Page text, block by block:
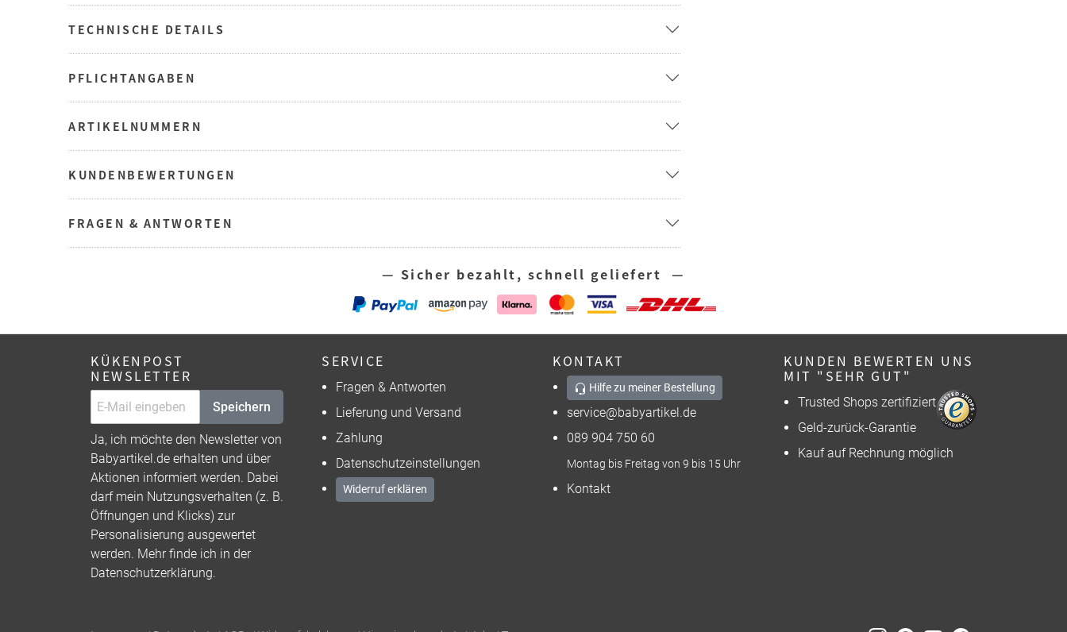
TECHNISCHE DETAILS
PFLICHTANGABEN
ARTIKELNUMMERN
KUNDENBEWERTUNGEN
FRAGEN & ANTWORTEN
— Sicher bezahlt, schnell geliefert —
KÜKENPOST
NEWSLETTER
Speichern
Ja, ich möchte den Newsletter von
Babyartikel.de erhalten und über
Aktionen informiert werden. Dabei
darf mein Nutzungsverhalten (z. B.
Öffnungen und Klicks) zur
Personalisierung ausgewertet
werden. Mehr finde ich in der
Datenschutzerklärung.
SERVICE
Fragen & Antworten
Lieferung und Versand
Zahlung
Datenschutzeinstellungen
Widerruf erklären
KONTAKT
Hilfe zu meiner Bestellung
service@babyartikel.de
089 904 750 60
Montag bis Freitag von 9 bis 15 Uhr
Kontakt
KUNDEN BEWERTEN UNS
MIT "SEHR GUT"
Trusted Shops zertifiziert
Geld-zurück-Garantie
Kauf auf Rechnung möglich